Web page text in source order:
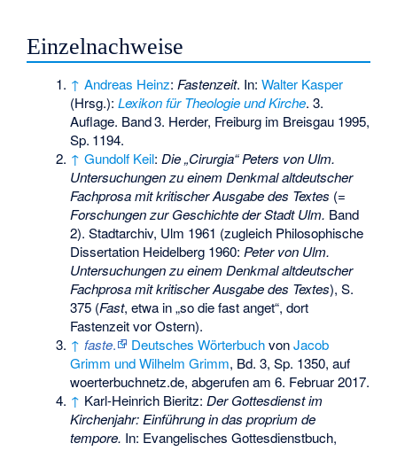
Einzelnachweise
↑ Andreas Heinz: Fastenzeit. In:Walter Kasper
(Hrsg.):Lexikon für Theologie und Kirche. 3.
Auflage. Band3. Herder, Freiburg im Breisgau 1995,
Sp. 1194.
↑ Gundolf Keil:Die „Cirurgia“ Peters von Ulm.
Untersuchungen zu einem Denkmal altdeutscher
Fachprosa mit kritischer Ausgabe des Textes (=
Forschungen zur Geschichte der Stadt Ulm. Band
2). Stadtarchiv, Ulm 1961 (zugleich Philosophische
Dissertation Heidelberg 1960: Peter von Ulm.
Untersuchungen zu einem Denkmal altdeutscher
Fachprosa mit kritischer Ausgabe des Textes), S.
375 (Fast, etwa in „so die fast anget“, dort
Fastenzeit vor Ostern).
↑ faste. Deutsches WörterbuchvonJacob
Grimm und Wilhelm Grimm, Bd. 3, Sp. 1350, auf
woerterbuchnetz.de, abgerufen am 6. Februar 2017.
↑ Karl-Heinrich Bieritz:Der Gottesdienst im
Kirchenjahr: Einführung in das proprium de
tempore. In: Evangelisches Gottesdienstbuch,